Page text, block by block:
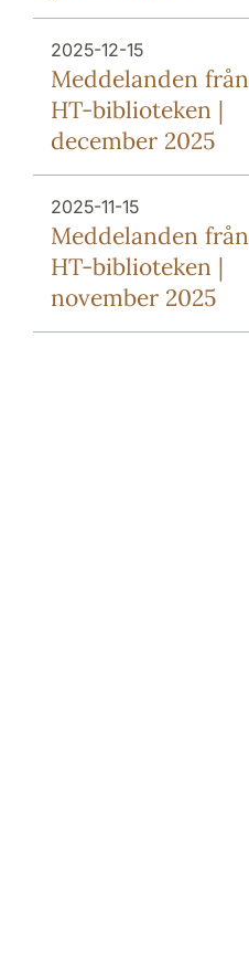
2025-12-15
Meddelanden från
HT-biblioteken |
december 2025
2025-11-15
Meddelanden från
HT-biblioteken |
november 2025